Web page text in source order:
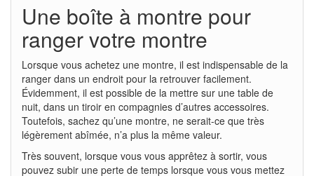
Une boîte à montre pour
ranger votre montre
Lorsque vous achetez une montre, il est indispensable de la
ranger dans un endroit pour la retrouver facilement.
Évidemment, il est possible de la mettre sur une table de
nuit, dans un tiroir en compagnies d’autres accessoires.
Toutefois, sachez qu’une montre, ne serait-ce que très
légèrement abîmée, n’a plus la même valeur.
Très souvent, lorsque vous vous apprêtez à sortir, vous
pouvez subir une perte de temps lorsque vous vous mettez